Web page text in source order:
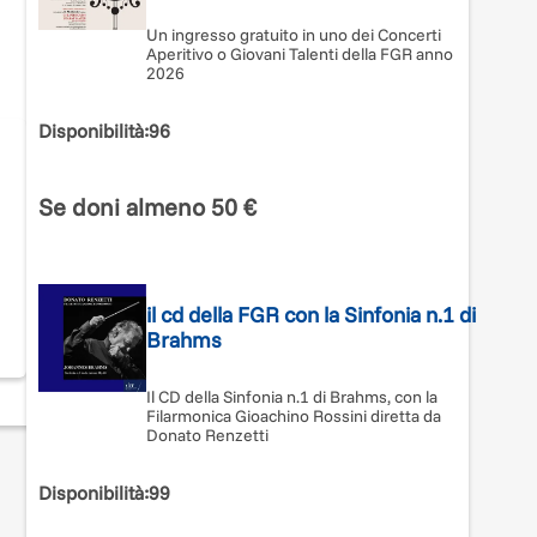
Un ingresso gratuito in uno dei Concerti
Aperitivo o Giovani Talenti della FGR anno
2026
Disponibilità:96
Se doni almeno 50 €
il cd della FGR con la Sinfonia n.1 di
Brahms
Il CD della Sinfonia n.1 di Brahms, con la
Filarmonica Gioachino Rossini diretta da
Donato Renzetti
Disponibilità:99